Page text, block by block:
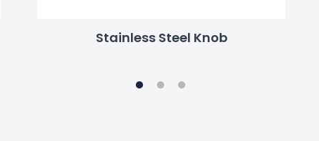
Stainless Steel Knob